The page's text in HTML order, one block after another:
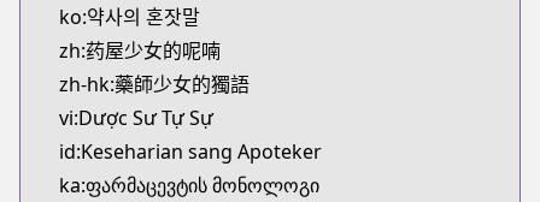
Official Site
http://www.ki-oon.com/mangas/tomes-1306-
Twitter
Twitter
https://x.com/LesCarnetsmanga
Official Site
Official Site
ko:약사의 혼잣말
zh:药屋少女的呢喃
zh-hk:藥師少女的獨語
vi:Dược Sư Tự Sự
id:Keseharian sang Apoteker
ka:ფარმაცევტის მონოლოგი